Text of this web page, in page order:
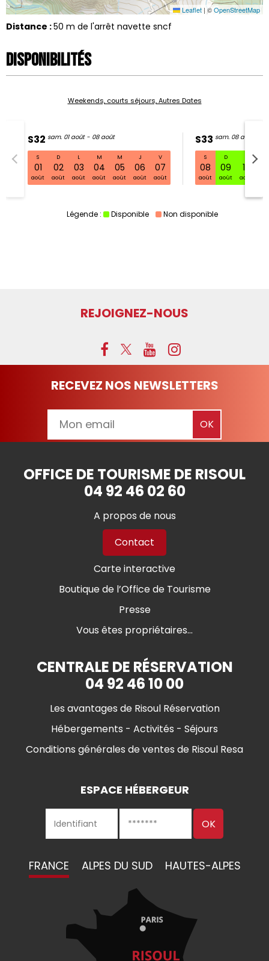
Leaflet | ©OpenStreetMap
Distance :50 m de l'arrêt navette sncf
Disponibilités
Weekends, courts séjours, Autres Dates
S32 sam. 01 août - 08 août
S
01
août
D
02
août
L
03
août
M
04
août
M
05
août
J
06
août
V
07
août
S33 sam. 08 août - 15
S
08
août
D
09
août
10
août
S32 sam. 01 août - 08 août
Légende : Disponible Non disponible
REJOIGNEZ-NOUS
RECEVEZ NOS NEWSLETTERS
OFFICE DE TOURISME DE RISOUL
04 92 46 02 60
A propos de nous
Contact
Carte interactive
Boutique de l’Office de Tourisme
Presse
Vous êtes propriétaires...
CENTRALE DE RÉSERVATION
04 92 46 10 00
Les avantages de Risoul Réservation
Hébergements - Activités - Séjours
Conditions générales de ventes de Risoul Resa
ESPACE HÉBERGEUR
FRANCE ALPES DU SUD HAUTES-ALPES